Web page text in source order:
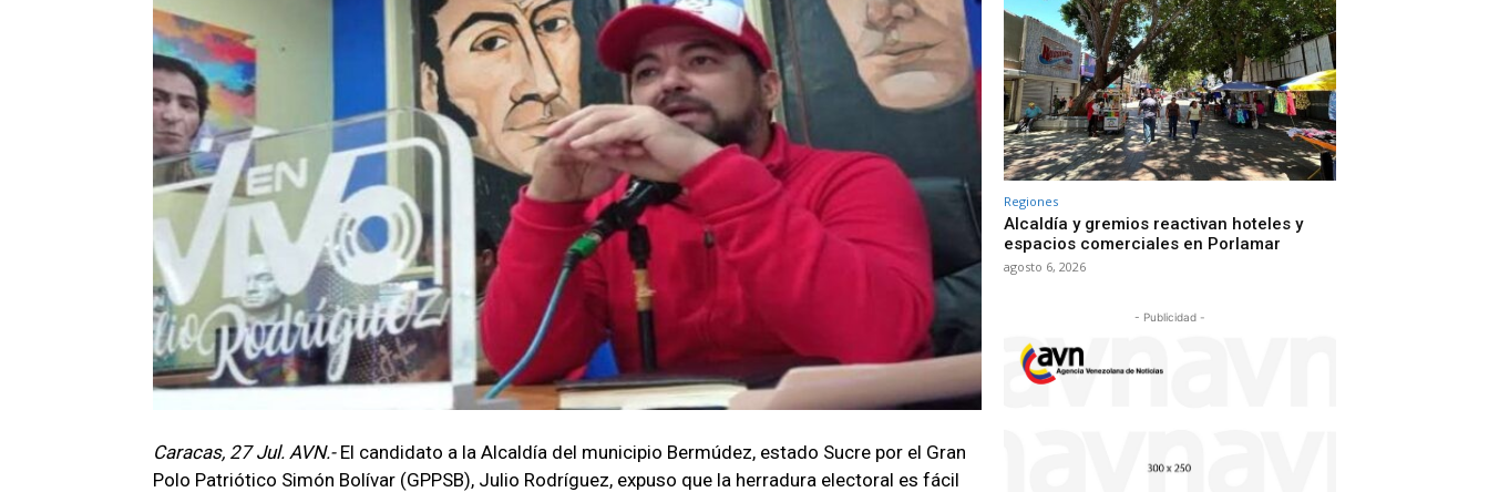
Caracas, 27 Jul. AVN.- El candidato a la Alcaldía del municipio Bermúdez, estado Sucre por el Gran
Polo Patriótico Simón Bolívar (GPPSB), Julio Rodríguez, expuso que la herradura electoral es fácil
Regiones
Alcaldía y gremios reactivan hoteles y
espacios comerciales en Porlamar
agosto 6, 2026
- Publicidad -